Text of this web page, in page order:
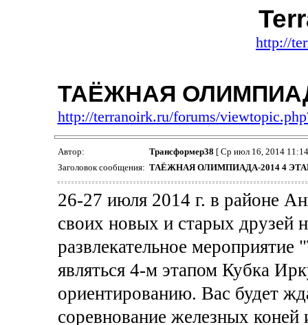
http://
ТАЁЖНАЯ
http://terranoirk.ru/forums/
Автор: Трансформер38 [ Ср июл 16, 2014
Заголовок сообщения: ТАЁЖНАЯ ОЛИМПИАДА-2014 4
26-27 июля 2014 г. в районе
своих новых и старых друзей
развлекательное
являться 4-м этапом Кубка
ориентированию. Вас будет
соревнование железных